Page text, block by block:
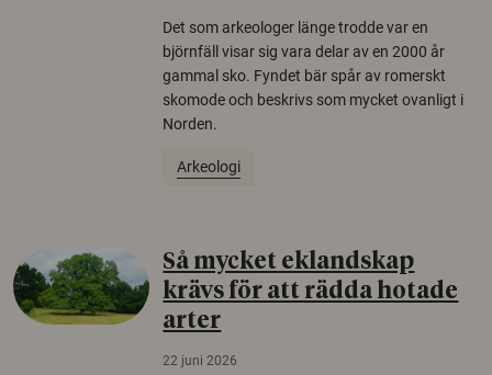
Det som arkeologer länge trodde var en
björnfäll visar sig vara delar av en 2000 år
gammal sko. Fyndet bär spår av romerskt
skomode och beskrivs som mycket ovanligt i
Norden.
Arkeologi
Så mycket eklandskap
krävs för att rädda hotade
arter
22 juni 2026